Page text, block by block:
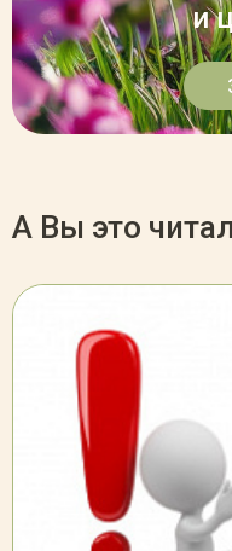
и
А Вы это